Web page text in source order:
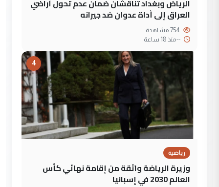
الرياض وبغداد تناقشان ضمان عدم تحول أراضي
العراق إلى أداة عدوان ضد جيرانه
--منذ 18 ساعة
4
رياضية
وزيرة الرياضة واثقة من إقامة نهائي كأس
العالم 2030 في إسبانيا